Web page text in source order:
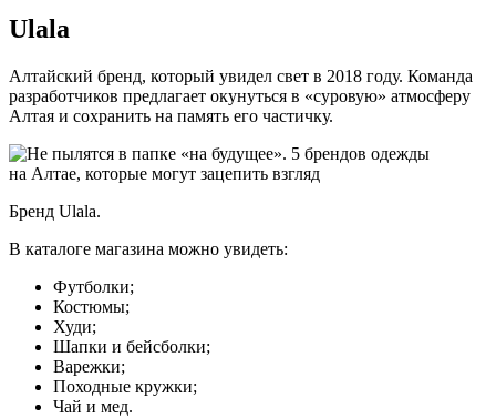
Ulala
Алтайский бренд, который увидел свет в 2018 году. Команда
разработчиков предлагает окунуться в «суровую» атмосферу
Алтая и сохранить на память его частичку.
Бренд Ulala.
В каталоге магазина можно увидеть:
Футболки;
Костюмы;
Худи;
Шапки и бейсболки;
Варежки;
Походные кружки;
Чай и мед.